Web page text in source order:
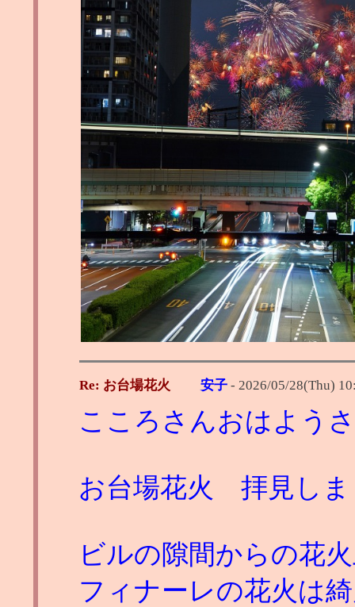
Re: お台場花火 安子 - 2026/05/28(Thu)
こころさんおはよう
お台場花火 拝見しま
ビルの隙間からの花
フィナーレの花火は